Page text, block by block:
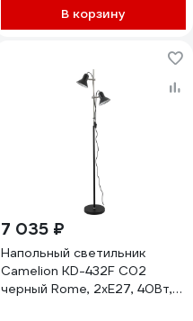
В корзину
7 035 ₽
Напольный светильник
Camelion KD-432F C02
черный Rome, 2хE27, 40Вт,